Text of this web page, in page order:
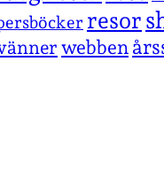
resor
webben